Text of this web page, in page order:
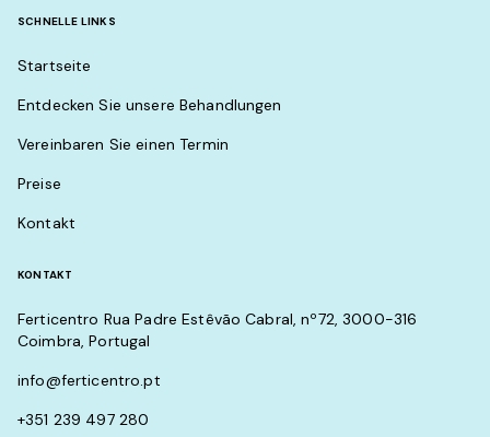
SCHNELLE LINKS
Startseite
Entdecken Sie unsere Behandlungen
Vereinbaren Sie einen Termin
Preise
Kontakt
KONTAKT
Ferticentro Rua Padre Estêvão Cabral, nº72, 3000-316
Coimbra, Portugal
info@ferticentro.pt
+351 239 497 280